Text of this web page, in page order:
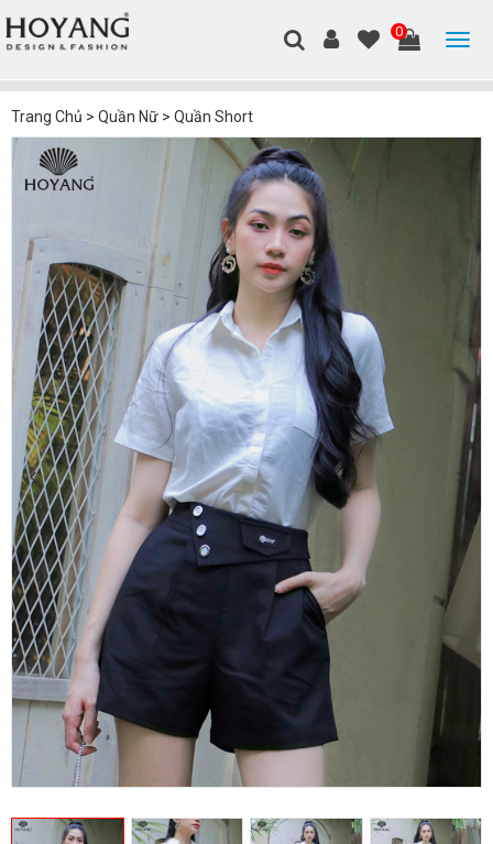
0
Trang Chủ > Quần Nữ > Quần Short